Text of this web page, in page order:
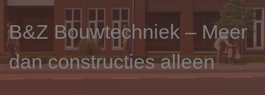
B&Z Bouwtechniek – Meer
dan constructies alleen